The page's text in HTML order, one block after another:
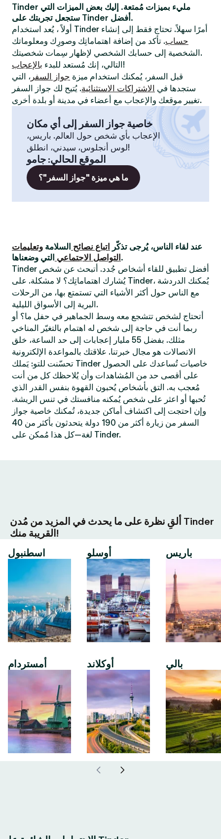
Tinder مليء بميزات مُمتعة. إليك بعض الميزات التي
ستجعل تجربتك على Tinder أفضل.
أولاً ، يُعد استخدام Tinder أمرًا سهلاً. تحتاج فقط إلى إنشاء
حساب. تأكد من إضافة اهتماماتِك وصورِك ومعلوماتك
الشخصية إلى حسابك الشخصي لإظهار سِمات شخصيتك.
التالي، إنك مُستعد للبدء بالإعجاب
!
قبل السفر، يُمكنك استخدام ميزة جواز السفر ، التي
ستجدها في الاشتراكات الاستثنائية. يُتيح لك جواز السفر
تغيير موقعك والإعجاب مع أعضاء في مدينة أو بلدة أخرى.
خاصية جواز السفر إلى أي مكان
الإعجاب بأي شخص حول العالم. باريس،
لوس أنجلوس، سيدني، انطلق!
الموقع الحالي: جامو
ما هي ميزة "جواز السفر"؟
عند لقاء الناس، يُرجى تذكّر اتباع نصائح السلامة وتعليمات
التواصل الاجتماعي التي وضعناها.
Tinder أفضل تطبيق للقاء أشخاص جُدد. أتبحث عن شخص
يُشارك اهتماماتِك؟ لا مشكلة. على Tinder، يُمكنك الدردشة
مع الناس حول أكثر الأشياء التي تستمتع بها، من الرحلات
البرية إلى الأسواق الليلية.
أتحتاج لشخص تتشجع معه وسط الجماهير في حفل ما؟ أو
ربما أنت في حاجة إلى شخص له اهتمام بالتغيّر المناخي
مثلك. بفضل 55 مليار إعجابات إلى حد الساعة، خلق
الاتصالات هو مجال خبرتنا. علاقتك بالمواعدة الإلكترونية
تحسّنت للتو: يَملك Tinder خاصيات تُساعدك على الحصول
على أقصى حد من المُشاهدات وأن يُلاحظك كل من أنت
مُعجب به. التق بأشخاص يُحبون القهوة بنفس القدر الذي
تُحبها أو اعثر على شخص يُمكنه منافستك في تنس الريشة.
وإن احتجت إلى اكتشاف أماكن جديدة، تُمكنك خاصية جواز
السفر من زيارة أكثر من 190 دولة يتحدثون بأكثر من 40
لغة—كل هذا مُمكن على Tinder.
ألقِ نظرة على ما يحدث في المزيد من مُدن Tinder
القريبة منك!
اسطنبول
أمستردام
أوسلو
أوكلاند
باريس
بالي